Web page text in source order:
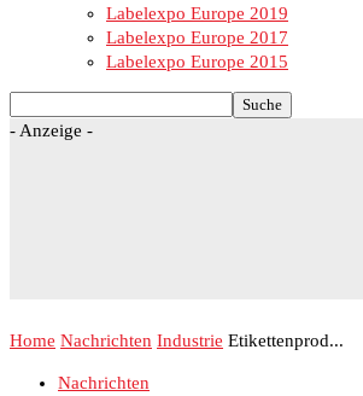
Labelexpo Europe 2019
Labelexpo Europe 2017
Labelexpo Europe 2015
- Anzeige -
Home Nachrichten Industrie Etikettenprod...
Nachrichten